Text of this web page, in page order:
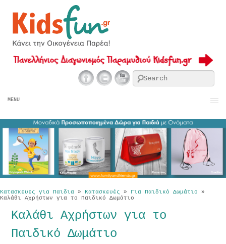
MENU
Κατασκευες για Παιδια » Κατασκευές » Για Παιδικό Δωμάτιο
»
Καλάθι Αχρήστων για το Παιδικό Δωμάτιο
Καλάθι Αχρήστων για το
Παιδικό Δωμάτιο